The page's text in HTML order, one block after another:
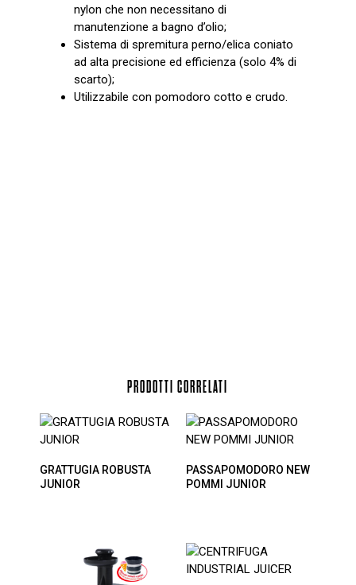
nylon che non necessitano di
manutenzione a bagno d’olio;
Sistema di spremitura perno/elica coniato
ad alta precisione ed efficienza (solo 4% di
scarto);
Utilizzabile con pomodoro cotto e crudo.
PRODOTTI CORRELATI
GRATTUGIA ROBUSTA
JUNIOR
PASSAPOMODORO NEW
POMMI JUNIOR